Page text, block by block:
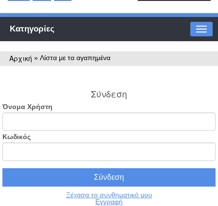
Κατηγορίες
Αρχική » Λίστα με τα αγαπημένα
Σύνδεση
Όνομα Χρήστη
Κωδικός
Ξέχασα το συνθηματικό μου
Εγγραφή